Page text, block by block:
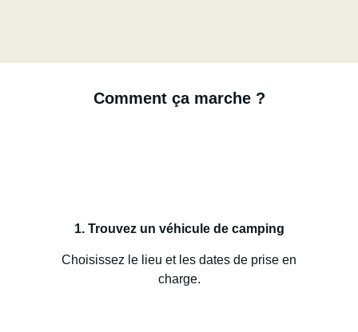
Comment ça marche ?
1. Trouvez un véhicule de camping
Choisissez le lieu et les dates de prise en
charge.